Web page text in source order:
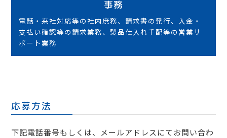
事務
電話・来社対応等の社内庶務、請求書の発行、入金・
支払い確認等の請求業務、製品仕入れ手配等の営業サ
ポート業務
応募方法
下記電話番号もしくは、メールアドレスにてお問い合わ